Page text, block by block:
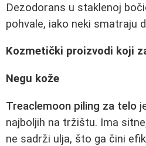
Dezodorans u staklenoj
pohvale, iako neki smatraju
Kozmetički proizvodi koji
Negu kože
Treaclemoon piling za telo
najboljih na tržištu. Ima
ne sadrži ulja, što ga čini